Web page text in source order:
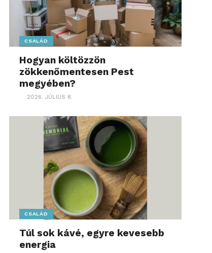
CSALÁD
Hogyan költözzön
zökkenőmentesen Pest
megyében?
2026. JÚLIUS 8.
CSALÁD
Túl sok kávé, egyre kevesebb
energia